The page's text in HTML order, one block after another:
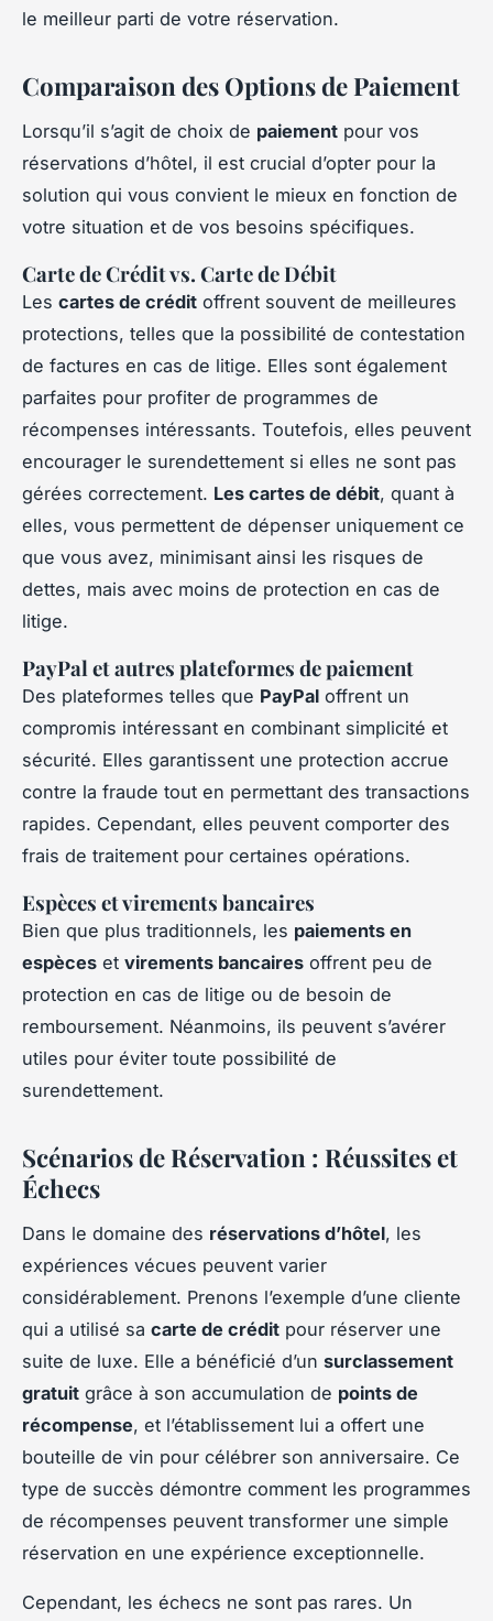
le meilleur parti de votre réservation.
Comparaison des Options de Paiement
Lorsqu’il s’agit de choix de paiement pour vos
réservations d’hôtel, il est crucial d’opter pour la
solution qui vous convient le mieux en fonction de
votre situation et de vos besoins spécifiques.
Carte de Crédit vs. Carte de Débit
Les cartes de crédit offrent souvent de meilleures
protections, telles que la possibilité de contestation
de factures en cas de litige. Elles sont également
parfaites pour profiter de programmes de
récompenses intéressants. Toutefois, elles peuvent
encourager le surendettement si elles ne sont pas
gérées correctement. Les cartes de débit, quant à
elles, vous permettent de dépenser uniquement ce
que vous avez, minimisant ainsi les risques de
dettes, mais avec moins de protection en cas de
litige.
PayPal et autres plateformes de paiement
Des plateformes telles que PayPal offrent un
compromis intéressant en combinant simplicité et
sécurité. Elles garantissent une protection accrue
contre la fraude tout en permettant des transactions
rapides. Cependant, elles peuvent comporter des
frais de traitement pour certaines opérations.
Espèces et virements bancaires
Bien que plus traditionnels, les paiements en
espèces et virements bancaires offrent peu de
protection en cas de litige ou de besoin de
remboursement. Néanmoins, ils peuvent s’avérer
utiles pour éviter toute possibilité de
surendettement.
Scénarios de Réservation : Réussites et
Échecs
Dans le domaine des réservations d’hôtel, les
expériences vécues peuvent varier
considérablement. Prenons l’exemple d’une cliente
qui a utilisé sa carte de crédit pour réserver une
suite de luxe. Elle a bénéficié d’un surclassement
gratuit grâce à son accumulation de points de
récompense, et l’établissement lui a offert une
bouteille de vin pour célébrer son anniversaire. Ce
type de succès démontre comment les programmes
de récompenses peuvent transformer une simple
réservation en une expérience exceptionnelle.
Cependant, les échecs ne sont pas rares. Un